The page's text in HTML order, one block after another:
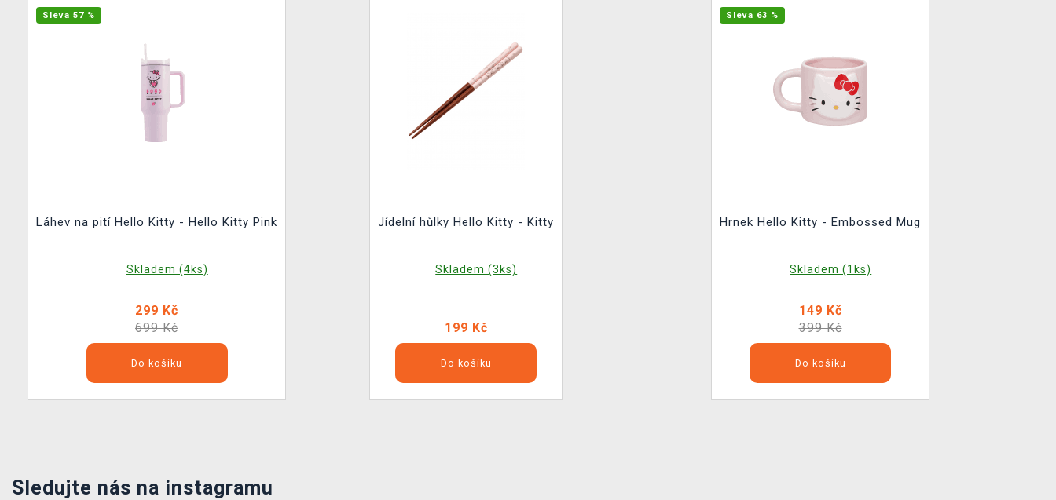
Sleva 57 %
Láhev na pití Hello Kitty - Hello Kitty Pink
Skladem (4ks)
299 Kč
699 Kč
Do košíku
Jídelní hůlky Hello Kitty - Kitty
Skladem (3ks)
199 Kč
Do košíku
Sleva 63 %
Hrnek Hello Kitty - Embossed Mug
Skladem (1ks)
149 Kč
399 Kč
Do košíku
Sledujte nás na instagramu